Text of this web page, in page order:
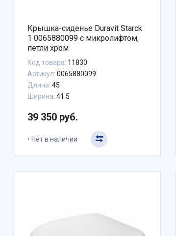
Крышка-сиденье Duravit Starck
1 0065880099 с микролифтом,
петли хром
Код товара: 11830
Артикул: 0065880099
Длина: 45
Ширина: 41.5
39 350 руб.
Нет в наличии